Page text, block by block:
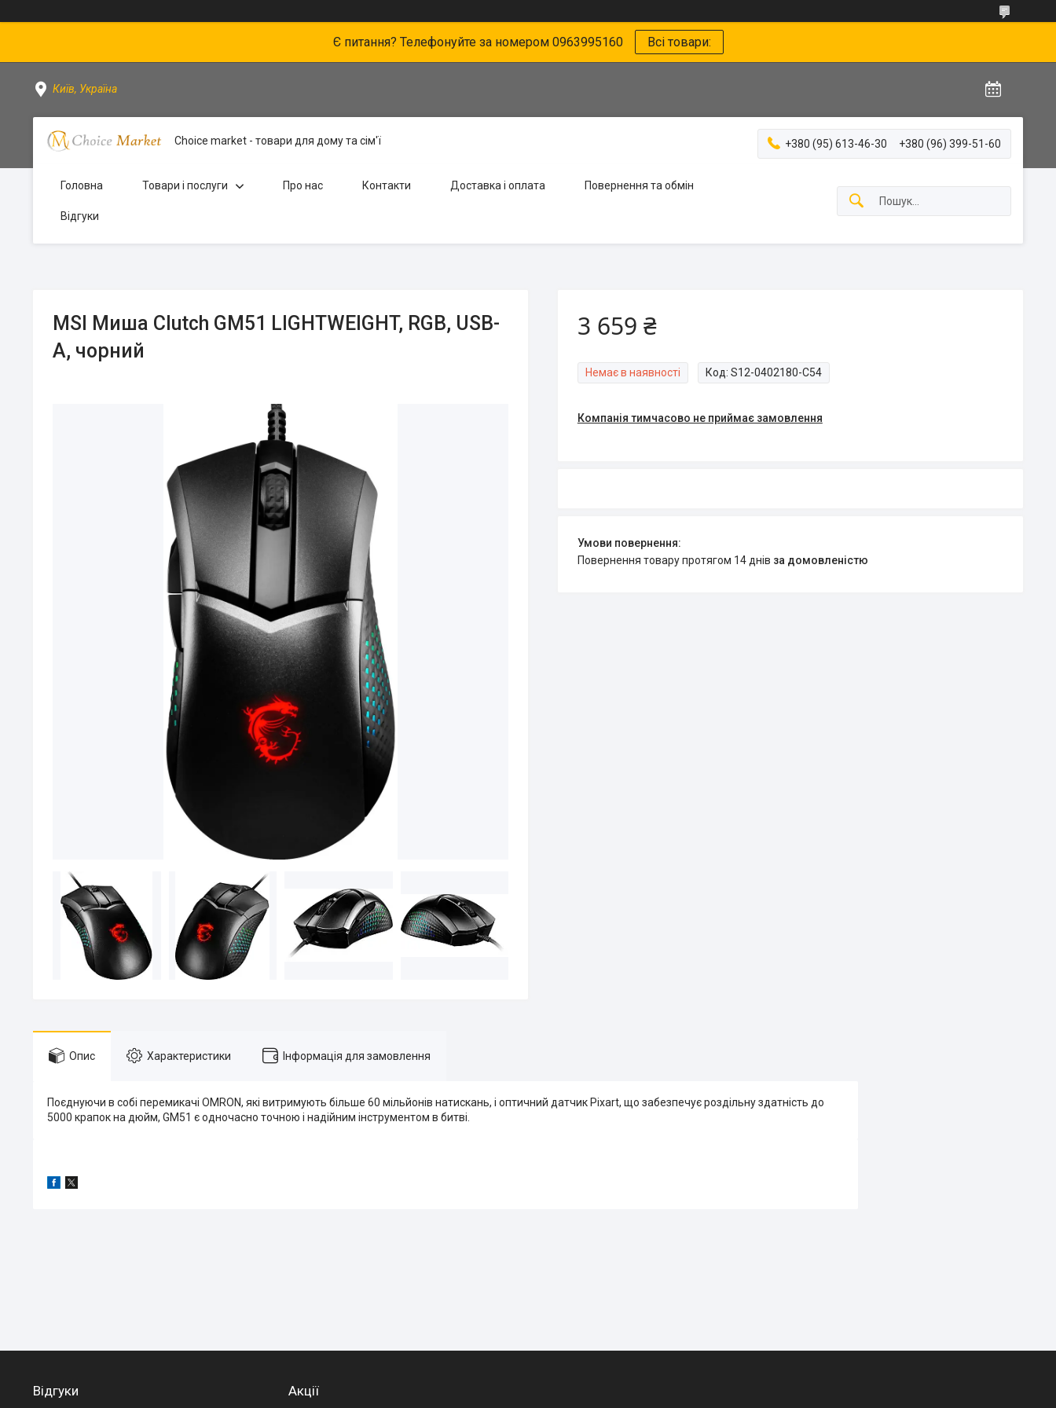
Є питання? Телефонуйте за номером 0963995160 Всі товари:
Київ, Україна
Choice market - товари для дому та сім'ї +380 (95) 613-46-30 +380 (96) 399-51-60
Головна Товари і послуги Про нас Контакти Доставка і оплата Повернення та обмін
Відгуки
MSI Миша Clutch GM51 LIGHTWEIGHT, RGB, USB-
A, чорний
3 659 ₴
Немає в наявності Код: S12-0402180-C54
Компанія тимчасово не приймає замовлення
повернення товару протягом 14 днів за домовленістю
Опис Характеристики Інформація для замовлення
Поєднуючи в собі перемикачі OMRON, які витримують більше 60 мільйонів натискань, і оптичний датчик Pixart, що забезпечує роздільну здатність до
5000 крапок на дюйм, GM51 є одночасно точною і надійним інструментом в битві.
Відгуки Акції